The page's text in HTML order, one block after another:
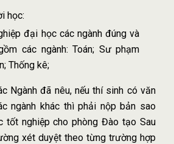
học:
đại học các ngành đúng và
các ngành: Toán; Sư phạm
Thống kê;
Ngành đã nêu, nếu thí sinh có văn
ngành khác thì phải nộp bản sao
tốt nghiệp cho phòng Đào tạo Sau
xét duyệt theo từng trường hợp